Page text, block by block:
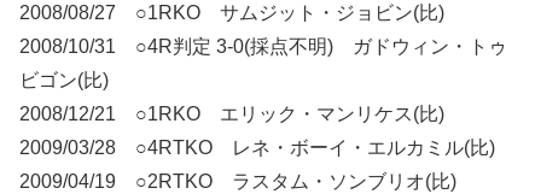
2008/08/27 ○1RKO サムジット・ジョビン(比)
2008/10/31 ○4R判定 3-0(採点不明) ガドウィン・トゥ
ビゴン(比)
2008/12/21 ○1RKO エリック・マンリケス(比)
2009/03/28 ○4RTKO レネ・ボーイ・エルカミル(比)
2009/04/19 ○2RTKO ラスタム・ソンブリオ(比)